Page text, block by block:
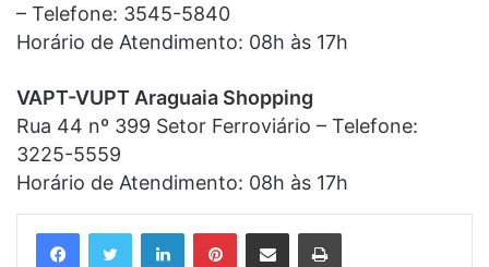
– Telefone: 3545-5840
Horário de Atendimento: 08h às 17h
VAPT-VUPT Araguaia Shopping
Rua 44 nº 399 Setor Ferroviário – Telefone:
3225-5559
Horário de Atendimento: 08h às 17h
LinkedinPinterestCompartilhar via e-mail Imprimir